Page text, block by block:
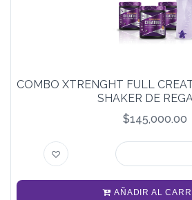
COMBO XTRENGHT FULL
SHAKER DE
$145,000.00
AÑADIR AL